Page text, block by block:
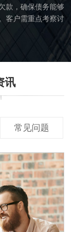
款，确保债务能够
客户需重点考察讨
讯
常见问题